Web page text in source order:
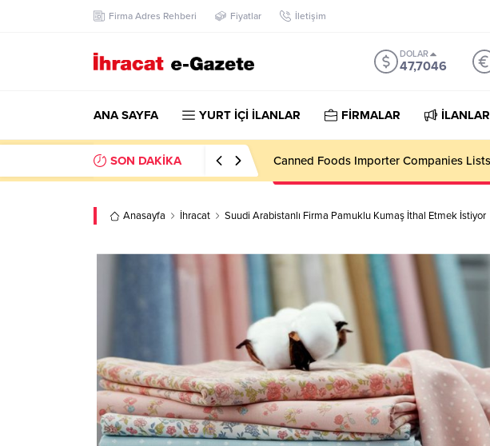
Firma Adres Rehberi Fiyatlar İletişim
DOLAR
47,7046
ANA SAYFA YURT İÇİ İLANLAR FİRMALAR İLANLAR
SON DAKİKA Steel Doors Importer Companies Lists
Anasayfa İhracat Suudi Arabistanlı Firma Pamuklu Kumaş İthal Etmek İstiyor